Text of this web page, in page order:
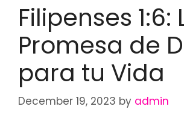
Filipenses 1:6:
Promesa de
para tu Vida
December 19, 2023 by admin